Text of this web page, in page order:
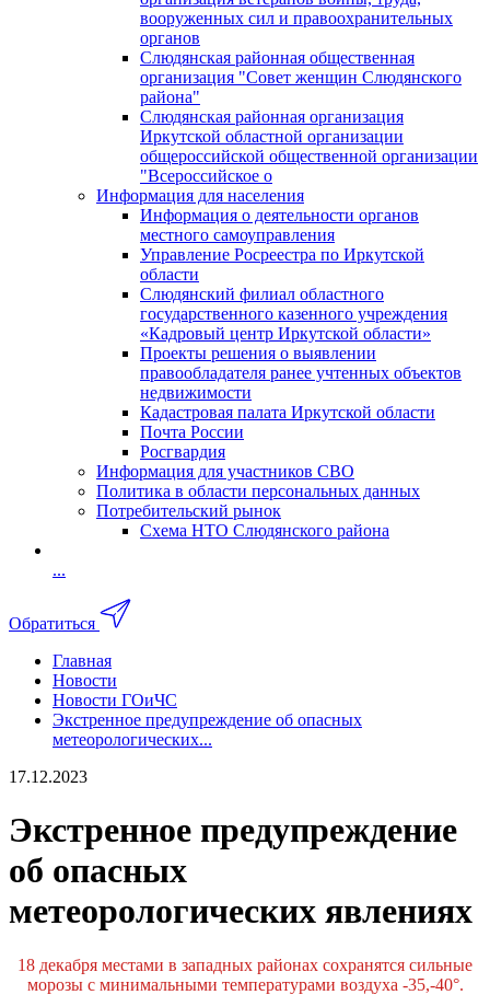
вооруженных сил и правоохранительных
органов
Слюдянская районная общественная
организация "Совет женщин Слюдянского
района"
Слюдянская районная организация
Иркутской областной организации
общероссийской общественной организации
"Всероссийское о
Информация для населения
Информация о деятельности органов
местного самоуправления
Управление Росреестра по Иркутской
области
Слюдянский филиал областного
государственного казенного учреждения
«Кадровый центр Иркутской области»
Проекты решения о выявлении
правообладателя ранее учтенных объектов
недвижимости
Кадастровая палата Иркутской области
Почта России
Росгвардия
Информация для участников СВО
Политика в области персональных данных
Потребительский рынок
Схема НТО Слюдянского района
...
Обратиться
Главная
Новости
Новости ГОиЧС
Экстренное предупреждение об опасных
метеорологических...
17.12.2023
Экстренное предупреждение
об опасных
метеорологических явлениях
18 декабря местами в западных районах сохранятся сильные
морозы с минимальными температурами воздуха -35,-40°.